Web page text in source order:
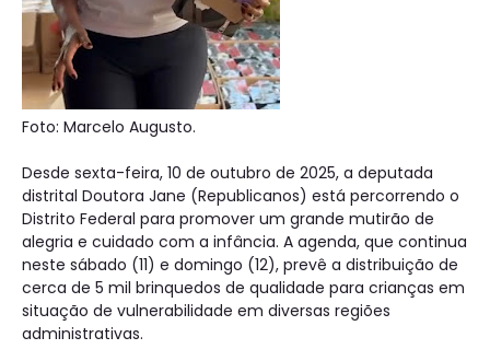
Foto: Marcelo Augusto.
Desde sexta-feira, 10 de outubro de 2025, a deputada
distrital Doutora Jane (Republicanos) está percorrendo o
Distrito Federal para promover um grande mutirão de
alegria e cuidado com a infância. A agenda, que continua
neste sábado (11) e domingo (12), prevê a distribuição de
cerca de 5 mil brinquedos de qualidade para crianças em
situação de vulnerabilidade em diversas regiões
administrativas.